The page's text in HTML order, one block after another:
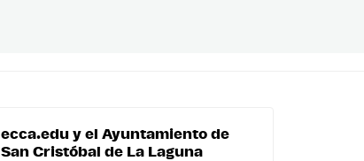
ecca.edu y el Ayuntamiento de
San Cristóbal de La Laguna